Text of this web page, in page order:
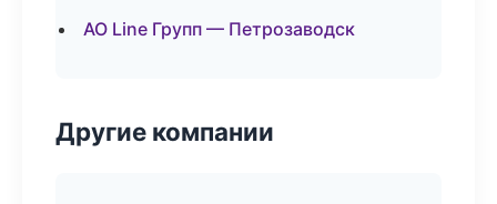
АО Line Групп — Петрозаводск
Другие компании